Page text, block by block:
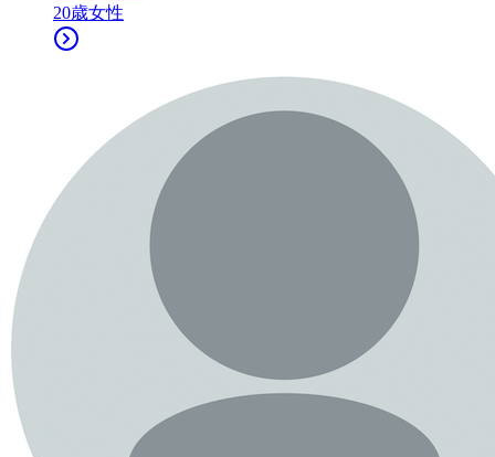
20歳女性